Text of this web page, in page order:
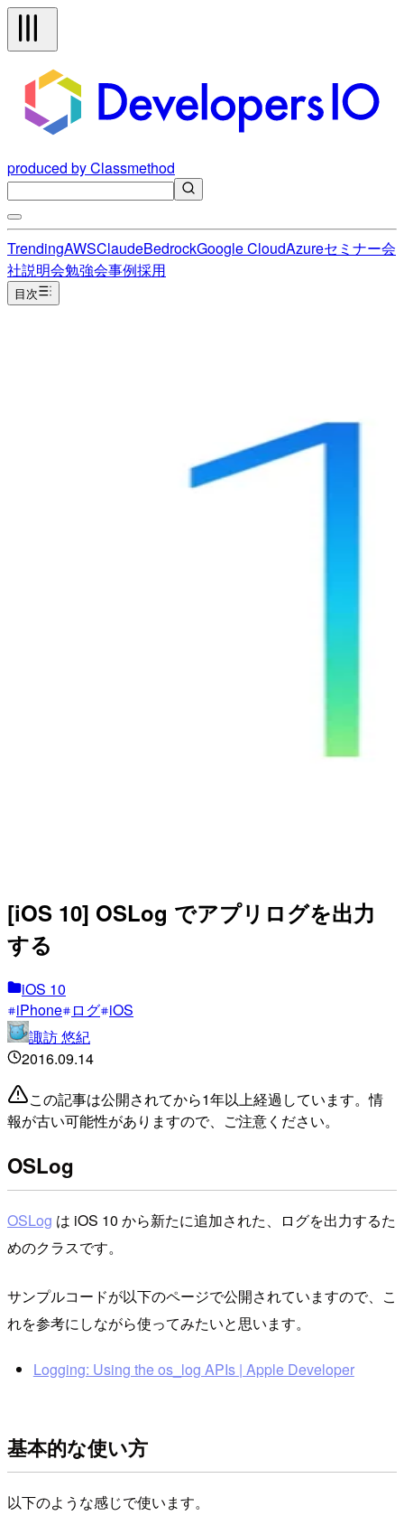
produced by Classmethod
TrendingAWSClaudeBedrockGoogle CloudAzureセミナー会
社説明会勉強会事例採用
目次
[iOS 10] OSLog でアプリログを出力
する
iOS 10
iPhone ログ iOS
諏訪 悠紀
2016.09.14
この記事は公開されてから1年以上経過しています。情
報が古い可能性がありますので、ご注意ください。
OSLog
OSLog は iOS 10 から新たに追加された、ログを出力するた
めのクラスです。
サンプルコードが以下のページで公開されていますので、こ
れを参考にしながら使ってみたいと思います。
Logging: Using the os_log APIs | Apple Developer
基本的な使い方
以下のような感じで使います。